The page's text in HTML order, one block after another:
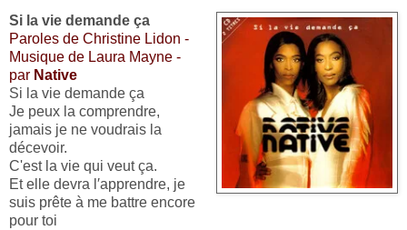
Si la vie demande ça
Paroles de Christine Lidon -
Musique de Laura Mayne -
par Native
Si la vie demande ça
Je peux la comprendre,
jamais je ne voudrais la
décevoir.
C'est la vie qui veut ça.
Et elle devra l′apprendre, je
suis prête à me battre encore
pour toi